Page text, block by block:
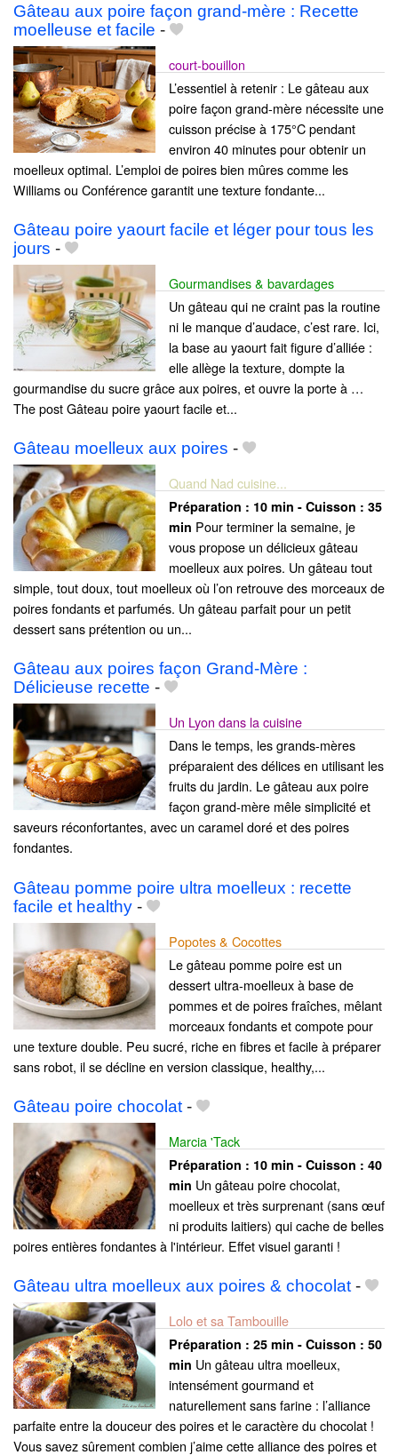
Gâteau aux poire façon grand-mère : Recette
moelleuse et facile -
court-bouillon
L’essentiel à retenir : Le gâteau aux
poire façon grand-mère nécessite une
cuisson précise à 175°C pendant
environ 40 minutes pour obtenir un
moelleux optimal. L’emploi de poires bien mûres comme les
Williams ou Conférence garantit une texture fondante...
Gâteau poire yaourt facile et léger pour tous les
jours -
Gourmandises & bavardages
Un gâteau qui ne craint pas la routine
ni le manque d’audace, c’est rare. Ici,
la base au yaourt fait figure d’alliée :
elle allège la texture, dompte la
gourmandise du sucre grâce aux poires, et ouvre la porte à …
The post Gâteau poire yaourt facile et...
Gâteau moelleux aux poires -
Quand Nad cuisine...
Préparation : 10 min - Cuisson : 35
min Pour terminer la semaine, je
vous propose un délicieux gâteau
moelleux aux poires. Un gâteau tout
simple, tout doux, tout moelleux où l’on retrouve des morceaux de
poires fondants et parfumés. Un gâteau parfait pour un petit
dessert sans prétention ou un...
Gâteau aux poires façon Grand-Mère :
Délicieuse recette -
Un Lyon dans la cuisine
Dans le temps, les grands-mères
préparaient des délices en utilisant les
fruits du jardin. Le gâteau aux poire
façon grand-mère mêle simplicité et
saveurs réconfortantes, avec un caramel doré et des poires
fondantes.
Gâteau pomme poire ultra moelleux : recette
facile et healthy -
Popotes & Cocottes
Le gâteau pomme poire est un
dessert ultra-moelleux à base de
pommes et de poires fraîches, mêlant
morceaux fondants et compote pour
une texture double. Peu sucré, riche en fibres et facile à préparer
sans robot, il se décline en version classique, healthy,...
Gâteau poire chocolat -
Marcia 'Tack
Préparation : 10 min - Cuisson : 40
min Un gâteau poire chocolat,
moelleux et très surprenant (sans œuf
ni produits laitiers) qui cache de belles
poires entières fondantes à l'intérieur. Effet visuel garanti !
Gâteau ultra moelleux aux poires & chocolat -
Lolo et sa Tambouille
Préparation : 25 min - Cuisson : 50
min Un gâteau ultra moelleux,
intensément gourmand et
naturellement sans farine : l’alliance
parfaite entre la douceur des poires et le caractère du chocolat !
Vous savez sûrement combien j’aime cette alliance des poires et